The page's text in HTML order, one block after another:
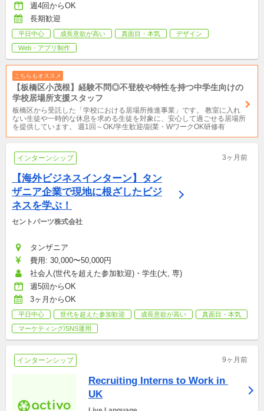
週4回からOK
長期歓迎
平日中心 成長意欲が高い 真面目・本気
デザイン
Web・アプリ制作
こちらもオススメ
【板橋区小茂根】経験不問◎不登校や特性を持つ中学生向けの
学校居場所支援スタッフ
板橋区から受託した「学校における居場所推進事業」です。 教室に入れ
ない生徒や一時的な休息を求める生徒を対象に、安心して過ごせる居場所
を提供しています。 週1回～OK/学生歓迎/副業・WワークOK研修有
インターンシップ 3ヶ月前
【海外ビジネスインターン】タン
ザニア企業で現地に根ざしたビジ
ネスを学ぶ！
セントパーツ株式会社
タンザニア
費用: 30,000〜50,000円
社会人(世代を超えた参加歓迎)・学生(大, 専)
週5回からOK
3ヶ月からOK
平日中心 世代を超えた参加歓迎 成長意欲が高い
真面目・本気
マーケティング/SNS運用
インターンシップ 9ヶ月前
Recruiting Interns to Work in
UK